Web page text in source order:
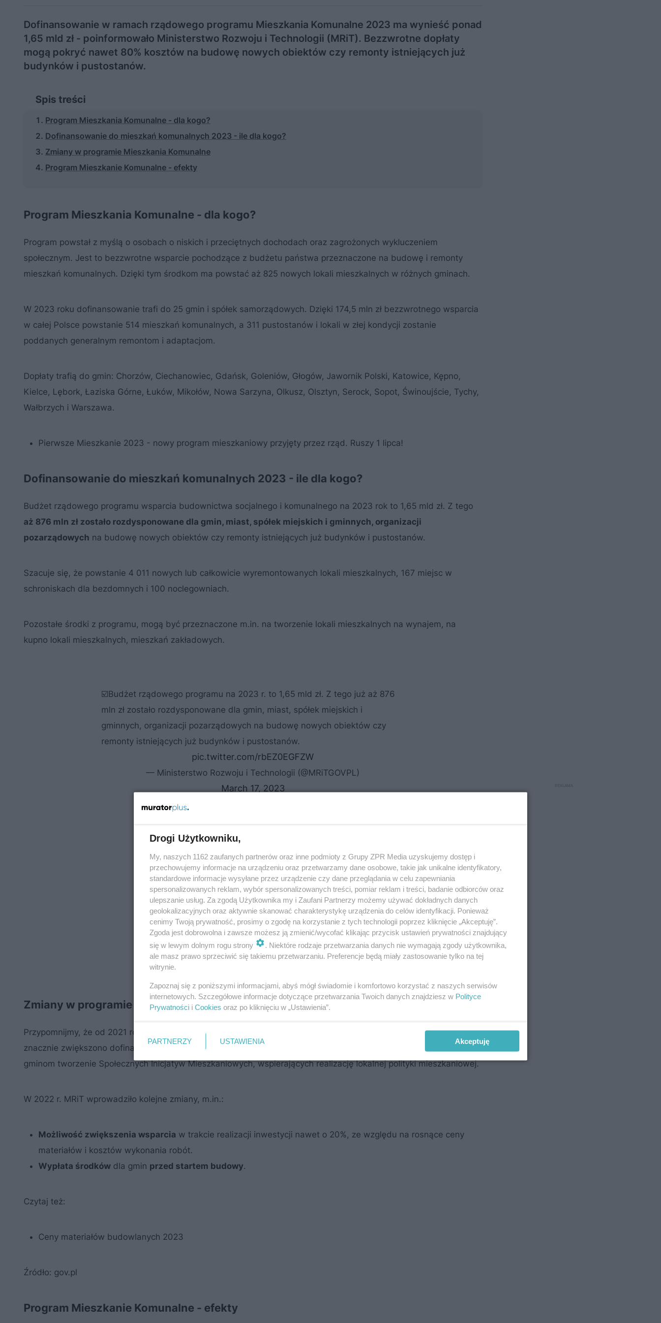
Dofinansowanie w ramach rządowego programu Mieszkania Komunalne 2023 ma wynieść ponad
1,65 mld zł - poinformowało Ministerstwo Rozwoju i Technologii (MRiT). Bezzwrotne dopłaty
mogą pokryć nawet 80% kosztów na budowę nowych obiektów czy remonty istniejących już
budynków i pustostanów.
Spis treści
Program Mieszkania Komunalne - dla kogo?
Dofinansowanie do mieszkań komunalnych 2023 - ile dla kogo?
Zmiany w programie Mieszkania Komunalne
Program Mieszkanie Komunalne - efekty
Program Mieszkania Komunalne - dla kogo?
Program powstał z myślą o osobach o niskich i przeciętnych dochodach oraz zagrożonych wykluczeniem
społecznym. Jest to bezzwrotne wsparcie pochodzące z budżetu państwa przeznaczone na budowę i remonty
mieszkań komunalnych. Dzięki tym środkom ma powstać aż 825 nowych lokali mieszkalnych w różnych gminach.
W 2023 roku dofinansowanie trafi do 25 gmin i spółek samorządowych. Dzięki 174,5 mln zł bezzwrotnego wsparcia
w całej Polsce powstanie 514 mieszkań komunalnych, a 311 pustostanów i lokali w złej kondycji zostanie
poddanych generalnym remontom i adaptacjom.
Dopłaty trafią do gmin: Chorzów, Ciechanowiec, Gdańsk, Goleniów, Głogów, Jawornik Polski, Katowice, Kępno,
Kielce, Lębork, Łaziska Górne, Łuków, Mikołów, Nowa Sarzyna, Olkusz, Olsztyn, Serock, Sopot, Świnoujście, Tychy,
Wałbrzych i Warszawa.
Pierwsze Mieszkanie 2023 - nowy program mieszkaniowy przyjęty przez rząd. Ruszy 1 lipca!
Dofinansowanie do mieszkań komunalnych 2023 - ile dla kogo?
Budżet rządowego programu wsparcia budownictwa socjalnego i komunalnego na 2023 rok to 1,65 mld zł. Z tego
aż 876 mln zł zostało rozdysponowane dla gmin, miast, spółek miejskich i gminnych, organizacji
pozarządowych na budowę nowych obiektów czy remonty istniejących już budynków i pustostanów.
Szacuje się, że powstanie 4 011 nowych lub całkowicie wyremontowanych lokali mieszkalnych, 167 miejsc w
schroniskach dla bezdomnych i 100 noclegowniach.
Pozostałe środki z programu, mogą być przeznaczone m.in. na tworzenie lokali mieszkalnych na wynajem, na
kupno lokali mieszkalnych, mieszkań zakładowych.
☑️Budżet rządowego programu na 2023 r. to 1,65 mld zł. Z tego już aż 876
mln zł zostało rozdysponowane dla gmin, miast, spółek miejskich i
gminnych, organizacji pozarządowych na budowę nowych obiektów czy
remonty istniejących już budynków i pustostanów.
pic.twitter.com/rbEZ0EGFZW
— Ministerstwo Rozwoju i Technologii (@MRiTGOVPL)
March 17, 2023
Zmiany w programie Mieszkania Komunalne
Przypomnijmy, że od 2021 roku dodatkowo działa tzw.
, w ramach którego m.in.
znacznie zwiększono dofinansowanie dla gmin z Funduszu Dopłat oraz wprowadzono rozwiązania ułatwiające
gminom tworzenie Społecznych Inicjatyw Mieszkaniowych, wspierających realizację lokalnej polityki mieszkaniowej.
W 2022 r. MRiT wprowadziło kolejne zmiany, m.in.:
Możliwość zwiększenia wsparcia w trakcie realizacji inwestycji nawet o 20%, ze względu na rosnące ceny
materiałów i kosztów wykonania robót.
Wypłata środków dla gmin przed startem budowy.
Czytaj też:
Ceny materiałów budowlanych 2023
Źródło: gov.pl
Program Mieszkanie Komunalne - efekty
Drogi Użytkowniku,
My, naszych 1162 zaufanych partnerów oraz inne podmioty z Grupy ZPR Media uzyskujemy dostęp i
przechowujemy informacje na urządzeniu oraz przetwarzamy dane osobowe, takie jak unikalne identyfikatory,
standardowe informacje wysyłane przez urządzenie czy dane przeglądania w celu zapewniania
spersonalizowanych reklam, wybór spersonalizowanych treści, pomiar reklam i treści, badanie odbiorców oraz
ulepszanie usług. Za zgodą Użytkownika my i Zaufani Partnerzy możemy używać dokładnych danych
geolokalizacyjnych oraz aktywnie skanować charakterystykę urządzenia do celów identyfikacji. Ponieważ
cenimy Twoją prywatność, prosimy o zgodę na korzystanie z tych technologii poprzez kliknięcie „Akceptuję”.
Zgoda jest dobrowolna i zawsze możesz ją zmienić/wycofać klikając przycisk ustawień prywatności znajdujący
się w lewym dolnym rogu strony
. Niektóre rodzaje przetwarzania danych nie wymagają zgody użytkownika,
ale masz prawo sprzeciwić się takiemu przetwarzaniu. Preferencje będą miały zastosowanie tylko na tej
witrynie.
Zapoznaj się z poniższymi informacjami, abyś mógł świadomie i komfortowo korzystać z naszych serwisów
internetowych. Szczegółowe informacje dotyczące przetwarzania Twoich danych znajdziesz w Polityce
Prywatności i Cookies oraz po kliknięciu w „Ustawienia”.
PARTNERZY USTAWIENIA Akceptuję